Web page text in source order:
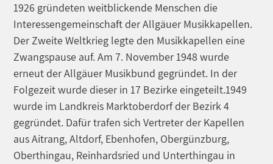
1926 gründeten weitblickende Menschen die
Interessengemeinschaft der Allgäuer Musikkapellen.
Der Zweite Weltkrieg legte den Musikkapellen eine
Zwangspause auf. Am 7. November 1948 wurde
erneut der Allgäuer Musikbund gegründet. In der
Folgezeit wurde dieser in 17 Bezirke eingeteilt.1949
wurde im Landkreis Marktoberdorf der Bezirk 4
gegründet. Dafür trafen sich Vertreter der Kapellen
aus Aitrang, Altdorf, Ebenhofen, Obergünzburg,
Oberthingau, Reinhardsried und Unterthingau in